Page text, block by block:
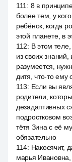
111 : 8 в
более тем, у
ребёнок, когда
этой планете, в
112: В этом
из своих знаний,
разумеется,
дитя, что-то ему
113: Если вы
родители,
дезадаптивных
подростковом
тётя Зина с её
обязательно
114: Накосячит,
марья Ивановна,